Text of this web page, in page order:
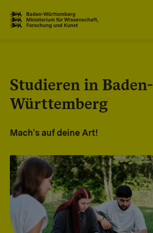
Studieren in Baden-
Württemberg
Mach's auf deine Art!